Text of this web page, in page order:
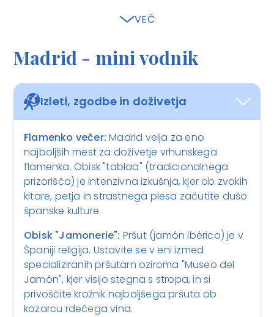
Zelena pljuča mesta in nekdanji kraljevi
za čolnarjenje po velikem umetnem jezeru
paviljona sredi parka.
VEČ
Madrid - mini vodnik
Izleti, zgodbe in doživetja
Flamenko večer: Madrid velja za eno
najboljših mest za doživetje vrhunskega
flamenka. Obisk "tablaa" (tradicionalnega
prizorišča) je intenzivna izkušnja, kjer ob zvokih
kitare, petja in strastnega plesa začutite dušo
španske kulture.
Obisk "Jamonerie": Pršut (jamón ibérico) je v
Španiji religija. Ustavite se v eni izmed
specializiranih pršutarn oziroma "Museo del
Jamón", kjer visijo stegna s stropa, in si
privoščite krožnik najboljšega pršuta ob
kozarcu rdečega vina.